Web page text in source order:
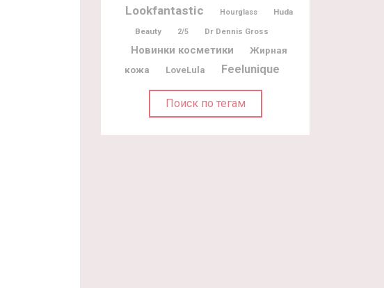
Lookfantastic Hourglass
Huda
Beauty
2/5 Dr Dennis Gross
Новинки косметики
Жирная
кожа
LoveLula Feelunique
Поиск по тегам